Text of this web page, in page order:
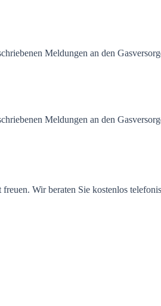
Meldungen an den
Meldungen an den
Wir beraten Sie kostenlos